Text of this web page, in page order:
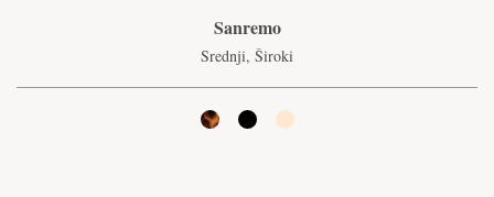
Sanremo
Srednji, Široki